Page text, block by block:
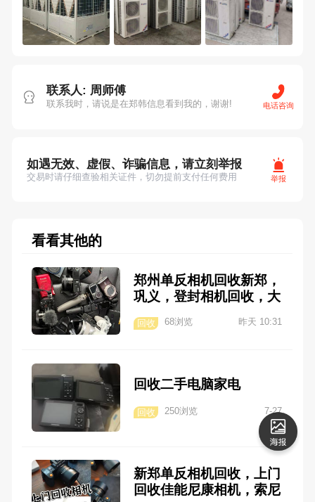
联系人: 周师傅
联系我时，请说是在郑韩信息看到我的，谢谢! 电话咨询
如遇无效、虚假、诈骗信息，请立刻举报
交易时请仔细查验相关证件，切勿提前支付任何费用 举报
看看其他的
郑州单反相机回收新郑，
巩义，登封相机回收，大
宇电脑数码回收电话 1 5
本地上门回收单反相机，
数码相机，游戏机，游戏
电脑，大疆相机，无人
机，摄像机 1： 回收
单反相机，回收佳能 尼
玛米亚 等单反相机，回
收广电设备，大疆相机
回收 68浏览 昨天 10:31
回收二手电脑家电
回收 250浏览 7-27
新郑单反相机回收，上门
回收佳能尼康相机，索尼